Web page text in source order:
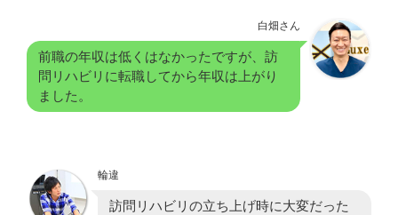
白畑さん
前職の年収は低くはなかったですが、訪
問リハビリに転職してから年収は上がり
ました。
輪違
訪問リハビリの立ち上げ時に大変だった